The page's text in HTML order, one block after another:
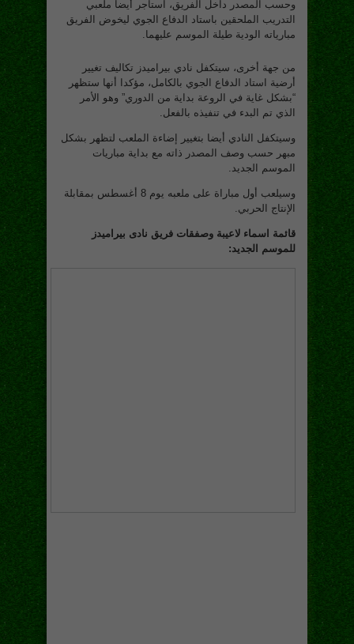
وحسب المصدر داخل الفريق، استأجر أيضا ملعبي
التدريب الملحقين باستاد الدفاع الجوي ليخوض الفريق
مبارياته الودية طيلة الموسم عليهما.
من جهة أخرى، سيتكفل نادي بيراميدز تكاليف تغيير
أرضية استاد الدفاع الجوي بالكامل، مؤكدا أنها ستظهر
“بشكل غاية في الروعة بداية من الدوري” وهو الأمر
الذي تم البدء في تنفيذه بالفعل.
وسيتكفل النادي أيضا بتغيير إضاءة الملعب لتظهر بشكل
مبهر حسب وصف المصدر ذاته مع بداية مباريات
الموسم الجديد.
وسيلعب أول مباراة على ملعبه يوم 8 أغسطس بمقابلة
الإنتاج الحربي.
قائمة اسماء لاعيبة وصفقات فريق نادى بيراميدز
للموسم الجديد: